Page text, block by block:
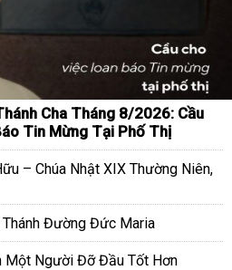
Cha Tháng 8/2026: Cầu
Tin Mừng Tại Phố Thị
– Chúa Nhật XIX Thường Niên,
Đường Đức Maria
Một Người Đỡ Đầu Tốt Hơn